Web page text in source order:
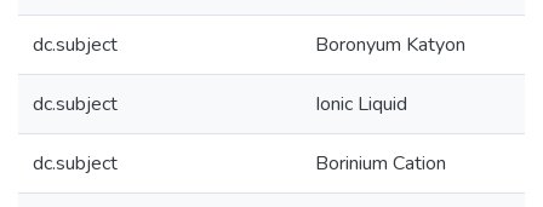
dc.subject Boronyum Katyon
dc.subject Ionic Liquid
dc.subject Borinium Cation